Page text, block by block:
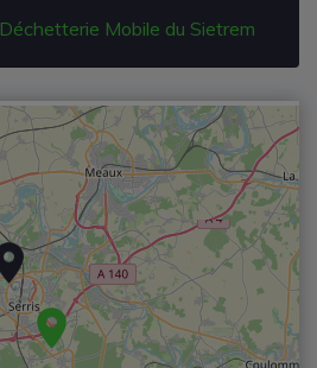
Déchetterie Mobile du Sietrem